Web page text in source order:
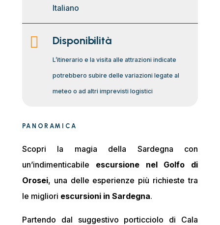
Italiano
 Disponibilità
L’itinerario e la visita alle attrazioni indicate
potrebbero subire delle variazioni legate al
meteo o ad altri imprevisti logistici
PANORAMICA
Scopri la magia della Sardegna con
un’indimenticabile escursione nel Golfo di
Orosei, una delle esperienze più richieste tra
le migliori escursioni in Sardegna.
Partendo dal suggestivo porticciolo di Cala